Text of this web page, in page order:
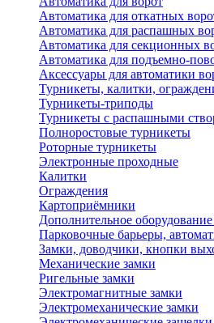
Автоматика для откатных
Автоматика для распашных
Автоматика для секционных
Автоматика для подъемно-
Аксессуары для автоматики
Турникеты, калитки,
Турникеты-триподы
Турникеты с распашными
Полноростовые турникеты
Роторные турникеты
Электронные проходные
Калитки
Ограждения
Картоприёмники
Дополнительное
Парковочные барьеры,
Замки, доводчики, кнопки
Механические замки
Ригельные замки
Электромагнитные замки
Электромеханические замки